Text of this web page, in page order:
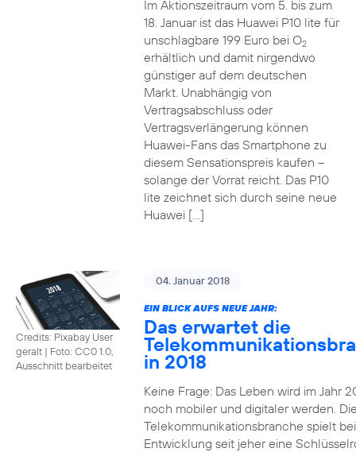
Im Aktionszeitraum vom 5. bis zum
18. Januar ist das Huawei P10 lite für
unschlagbare 199 Euro bei O2
erhältlich und damit nirgendwo
günstiger auf dem deutschen
Markt. Unabhängig von
Vertragsabschluss oder
Vertragsverlängerung können
Huawei-Fans das Smartphone zu
diesem Sensationspreis kaufen –
solange der Vorrat reicht. Das P10
lite zeichnet sich durch seine neue
Huawei […]
Credits: Pixabay User
geralt | Foto: CC0 1.0,
Ausschnitt bearbeitet
04. Januar 2018
EIN BLICK AUFS NEUE JAHR:
Das erwartet die
in 2018
Keine Frage: Das Leben wird im Jahr
noch mobiler und digitaler werden.
Telekommunikationsbranche spielt
Entwicklung seit jeher eine